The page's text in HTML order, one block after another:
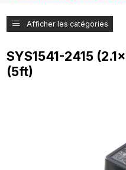
Afficher les catégories
SYS1541-2415
(5ft)